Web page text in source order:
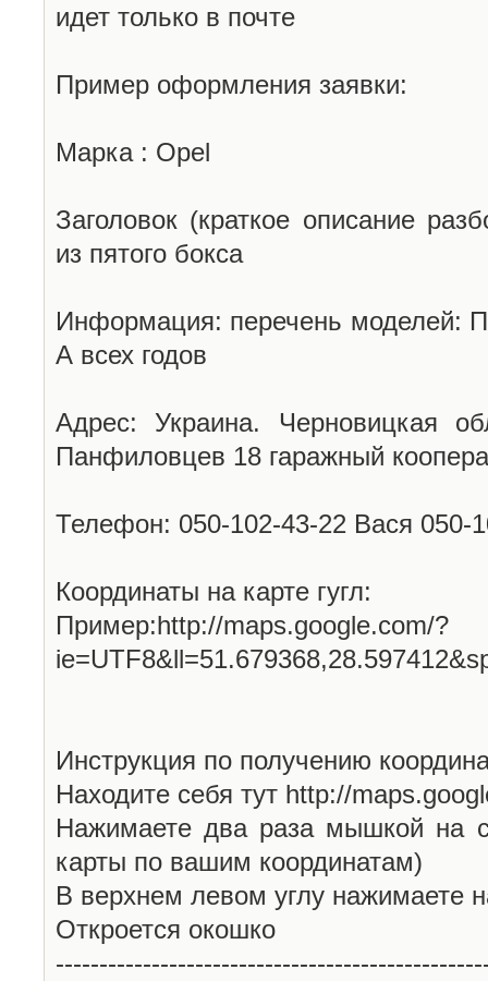
идет только в почте
Пример оформления заявки:
Марка : Opel
Заголовок (краткое описание
из пятого бокса
Информация: перечень моделей:
А всех годов
Адрес: Украина. Черновицкая
Панфиловцев 18 гаражный
Телефон: 050-102-43-22 Вася 050-
Координаты на карте гугл:
Пример:http://maps.google.com/?
Инструкция по получению
Находите себя тут http://
Нажимаете два раза мышкой на
карты по вашим координатам)
В верхнем левом углу нажимаете
Откроется окошко